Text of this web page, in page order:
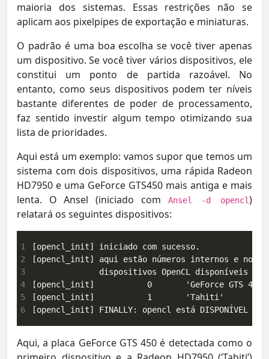
maioria dos sistemas. Essas restrições não se
aplicam aos pixelpipes de exportação e miniaturas.
O padrão é uma boa escolha se você tiver apenas
um dispositivo. Se você tiver vários dispositivos, ele
constitui um ponto de partida razoável. No
entanto, como seus dispositivos podem ter níveis
bastante diferentes de poder de processamento,
faz sentido investir algum tempo otimizando sua
lista de prioridades.
Aqui está um exemplo: vamos supor que temos um
sistema com dois dispositivos, uma rápida Radeon
HD7950 e uma GeForce GTS450 mais antiga e mais
lenta. O Ansel (iniciado com
Ansel -d opencl)
relatará os seguintes dispositivos:
1
2
3
4
5
6
[opencl_init] FINALLY: opencl está DISPONÍVEL
Aqui, a placa GeForce GTS 450 é detectada como o